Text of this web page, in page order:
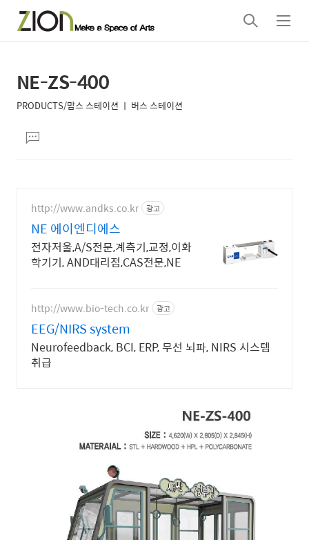
검
색
메
뉴
상
세
텐
본
문
제
목
NE-ZS-400
PRODUCTS/맘스 스테이션 ㅣ 버스 스테이션
문댓
글
http://www.andks.co.kr 광고
NE 에이엔디에스
전자저울,A/S전문,계측기,교정,이화
학기기, AND대리점,CAS전문,NE
http://www.bio-tech.co.kr 광고
EEG/NIRS system
Neurofeedback, BCI, ERP, 무선 뇌파, NIRS 시스템
취급